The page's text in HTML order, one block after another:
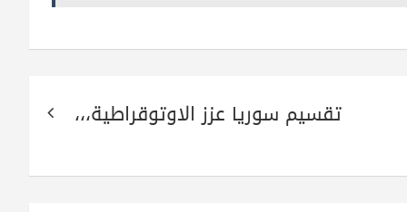
تقسيم سوريا عزز الاوتوقراطية،،،